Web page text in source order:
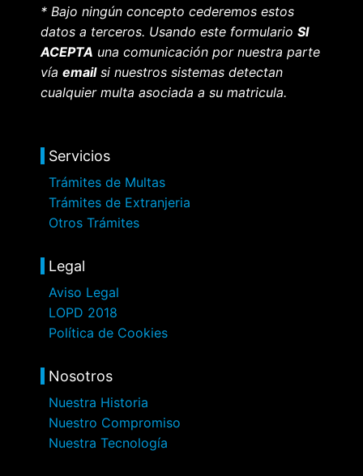
* Bajo ningún concepto cederemos estos
datos a terceros. Usando este formulario SI
ACEPTA una comunicación por nuestra parte
vía emailsi nuestros sistemas detectan
cualquier multa asociada a su matricula.
Servicios
Trámites de Multas
Trámites de Extranjeria
Otros Trámites
Legal
Aviso Legal
LOPD 2018
Política de Cookies
Nosotros
Nuestra Historia
Nuestro Compromiso
Nuestra Tecnología